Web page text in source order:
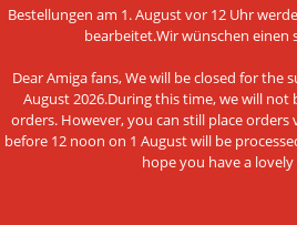
Bestellungen am 1. August vor 12 Uhr
bearbeitet.Wir wünschen einen
Dear Amiga fans, We will be closed for the
August 2026.During this time, we will not
orders. However, you can still place orders
before 12 noon on 1 August will be
hope you have a
AGB - Allgemeine Geschäftsbedingungen
Hinweis nach dem Batteriegesetz
Datenschutzerklärung